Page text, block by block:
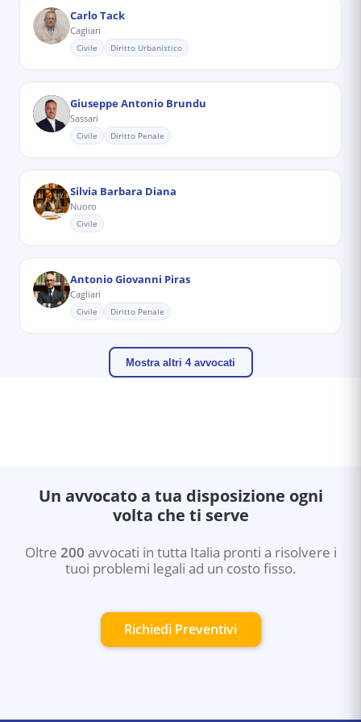
Carlo Tack
Cagliari
Civile Diritto Urbanistico
Giuseppe Antonio Brundu
Sassari
Civile Diritto Penale
Silvia Barbara Diana
Nuoro
Civile
Antonio Giovanni Piras
Cagliari
Civile Diritto Penale
Mostra altri 4 avvocati
Un avvocato a tua disposizione ogni
volta che ti serve
Oltre 200 avvocati in tutta Italia pronti a risolvere i
tuoi problemi legali ad un costo fisso.
Richiedi Preventivi